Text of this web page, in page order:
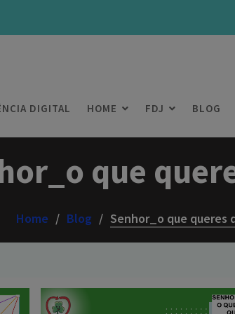
DIGITAL HOME FDJ BLOG
que
Home Blog Senhor_o que queres